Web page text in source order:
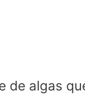
de algas